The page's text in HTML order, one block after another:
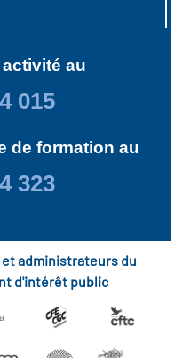
au
015
de formation au
323
administrateurs du
d'intérêt public